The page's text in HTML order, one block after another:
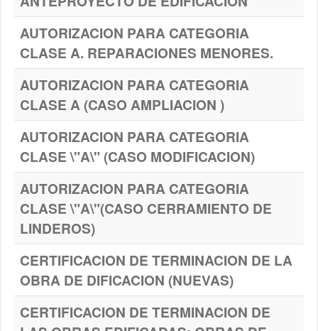
AUTORIZACION PARA CATEGORIA
CLASE A. REPARACIONES MENORES.
AUTORIZACION PARA CATEGORIA
CLASE A (CASO AMPLIACION )
AUTORIZACION PARA CATEGORIA
CLASE \"A\" (CASO MODIFICACION)
AUTORIZACION PARA CATEGORIA
CLASE \"A\"(CASO CERRAMIENTO DE
LINDEROS)
CERTIFICACION DE TERMINACION DE LA
OBRA DE DIFICACION (NUEVAS)
CERTIFICACION DE TERMINACION DE